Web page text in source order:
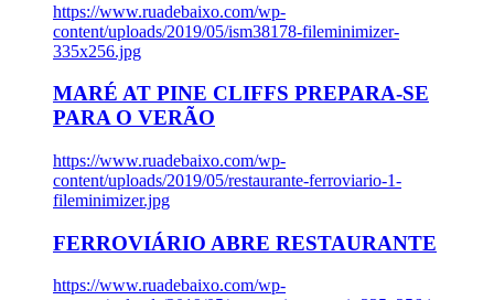
https://www.ruadebaixo.com/wp-
content/uploads/2019/05/ism38178-fileminimizer-
335x256.jpg
MARÉ AT PINE CLIFFS PREPARA-SE
PARA O VERÃO
https://www.ruadebaixo.com/wp-
content/uploads/2019/05/restaurante-ferroviario-1-
fileminimizer.jpg
FERROVIÁRIO ABRE RESTAURANTE
https://www.ruadebaixo.com/wp-